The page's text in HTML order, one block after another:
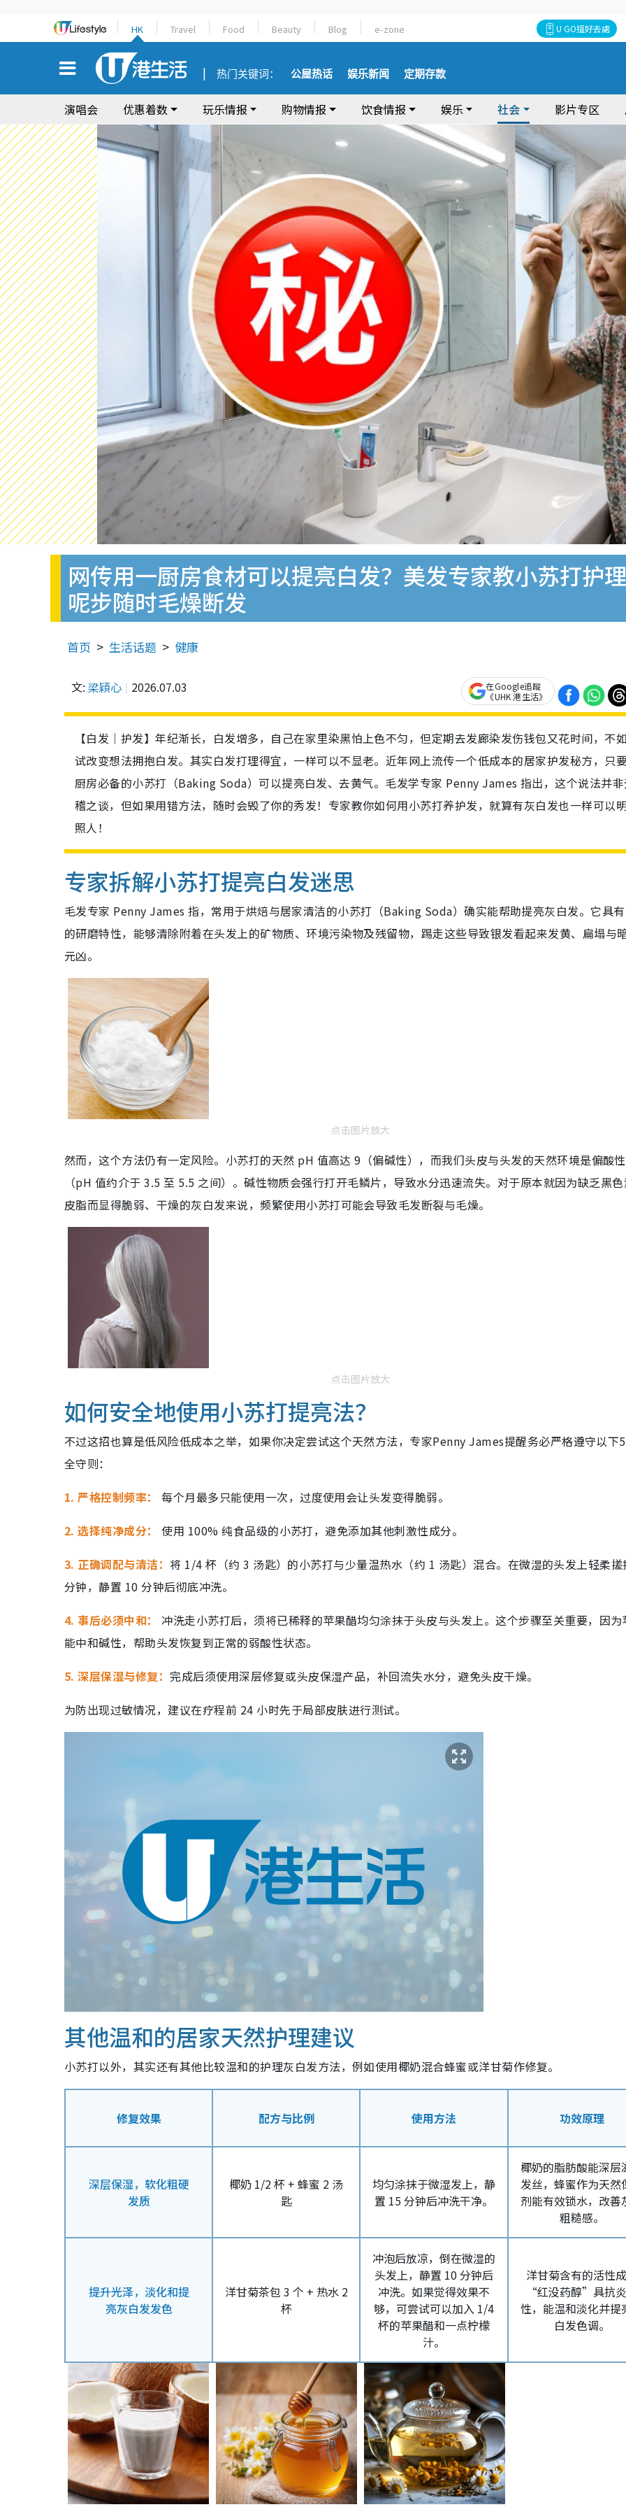
HK Travel Food Beauty Blog e-zone U GO搵好去處
热门关键词： 公屋热话 娱乐新闻 定期存款
演唱会 优惠着数 玩乐情报 购物情报 饮食情报 娱乐 社会 影片专区
网传用一厨房食材可以提亮白发？美发专家教小苏打护
呢步随时毛燥断发
首页 生活话题 健康
文: 梁穎心 2026.07.03
在Google追蹤
《UHK 港生活》
【白发｜护发】年纪渐长，白发增多，自己在家里染黑怕上色不匀，但定期去发廊染发伤钱包又花时间，不
试改变想法拥抱白发。其实白发打理得宜，一样可以不显老。近年网上流传一个低成本的居家护发秘方，只
厨房必备的小苏打（Baking Soda）可以提亮白发、去黄气。毛发学专家 Penny James 指出，这个说法并
稽之谈，但如果用错方法，随时会毁了你的秀发！专家教你如何用小苏打养护发，就算有灰白发也一样可以
照人！
专家拆解小苏打提亮白发迷思
毛发专家 Penny James 指，常用于烘焙与居家清洁的小苏打（Baking Soda）确实能帮助提亮灰白发。它具
的研磨特性，能够清除附着在头发上的矿物质、环境污染物及残留物，踢走这些导致银发看起来发黄、扁塌与
元凶。
点击图片放大
然而，这个方法仍有一定风险。小苏打的天然 pH 值高达 9（偏碱性），而我们头皮与头发的天然环境是偏酸
（pH 值约介于 3.5 至 5.5 之间）。碱性物质会强行打开毛鳞片，导致水分迅速流失。对于原本就因为缺乏黑
皮脂而显得脆弱、干燥的灰白发来说，频繁使用小苏打可能会导致毛发断裂与毛燥。
点击图片放大
如何安全地使用小苏打提亮法？
不过这招也算是低风险低成本之举，如果你决定尝试这个天然方法，专家Penny James提醒务必严格遵守以下
全守则：
1. 严格控制频率：
每个月最多只能使用一次，过度使用会让头发变得脆弱。
2. 选择纯净成分：
使用 100% 纯食品级的小苏打，避免添加其他刺激性成分。
3. 正确调配与清洁： 将 1/4 杯（约 3 汤匙）的小苏打与少量温热水（约 1 汤匙）混合。在微湿的头发上轻柔
分钟，静置 10 分钟后彻底冲洗。
4. 事后必须中和：
冲洗走小苏打后，须将已稀释的苹果醋均匀涂抹于头皮与头发上。这个步骤至关重要，因为
能中和碱性，帮助头发恢复到正常的弱酸性状态。
5. 深层保湿与修复： 完成后须使用深层修复或头皮保湿产品，补回流失水分，避免头皮干燥。
为防出现过敏情况，建议在疗程前 24 小时先于局部皮肤进行测试。
其他温和的居家天然护理建议
小苏打以外，其实还有其他比较温和的护理灰白发方法，例如使用椰奶混合蜂蜜或洋甘菊作修复。
修复效果 配方与比例 使用方法 功效原理
深层保湿，软化粗硬
发质
椰奶 1/2 杯 + 蜂蜜 2 汤
匙
均匀涂抹于微湿发上，静
置 15 分钟后冲洗干净。
椰奶的脂肪酸能深层
发丝，蜂蜜作为天然
剂能有效锁水，改善
粗糙感。
提升光泽，淡化和提
亮灰白发发色
洋甘菊茶包 3 个 + 热水 2
杯
冲泡后放凉，倒在微湿的
头发上，静置 10 分钟后
冲洗。如果觉得效果不
够，可尝试可以加入 1/4
杯的苹果醋和一点柠檬
汁。
洋甘菊含有的活性
“红没药醇”具抗
性，能温和淡化并提
白发色调。